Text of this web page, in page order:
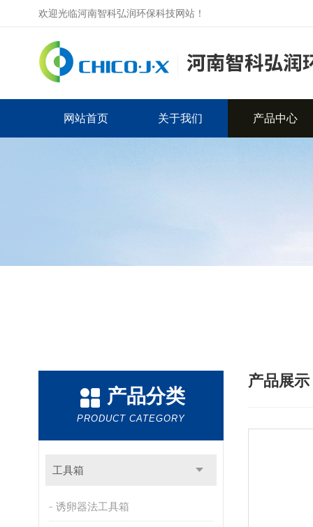
欢迎光临河南智科弘润环保科技网站！
网站首页 关于我们 产品中心
产品分类
PRODUCT CATEGORY
工具箱
诱卵器法工具箱
产品展示